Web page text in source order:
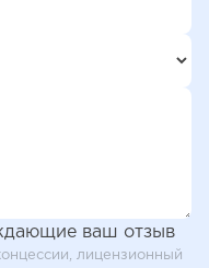
ваш отзыв
лицензионный